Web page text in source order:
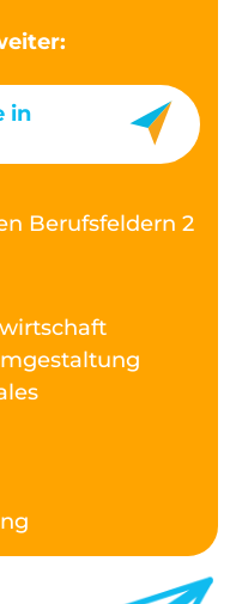
in
Berufsfeldern 2